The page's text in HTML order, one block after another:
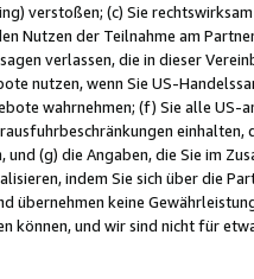
verstoßen; (c) Sie
Nutzen der Teilnahme am
verlassen, die in dieser
nutzen, wenn Sie US-
wahrnehmen; (f) Sie alle
und (g) die Angaben, die Sie im
indem Sie sich über die
übernehmen keine
können, und wir sind nicht für